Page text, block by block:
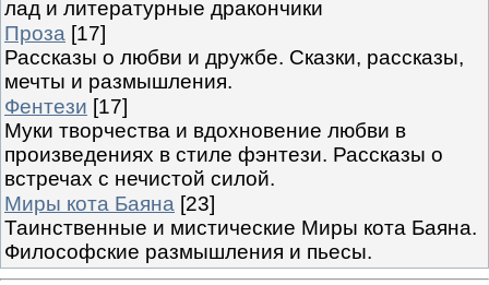
лад и литературные дракончики
Проза [17]
Рассказы о любви и дружбе. Сказки, рассказы,
мечты и размышления.
Фентези [17]
Муки творчества и вдохновение любви в
произведениях в стиле фэнтези. Рассказы о
встречах с нечистой силой.
Миры кота Баяна [23]
Таинственные и мистические Миры кота Баяна.
Философские размышления и пьесы.